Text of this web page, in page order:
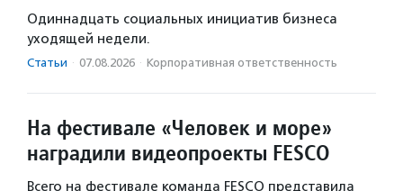
Одиннадцать социальных инициатив бизнеса
уходящей недели.
Статьи · 07.08.2026 · Корпоративная ответственность
На фестивале «Человек и море»
наградили видеопроекты FESCO
Всего на фестивале команда FESCO представила